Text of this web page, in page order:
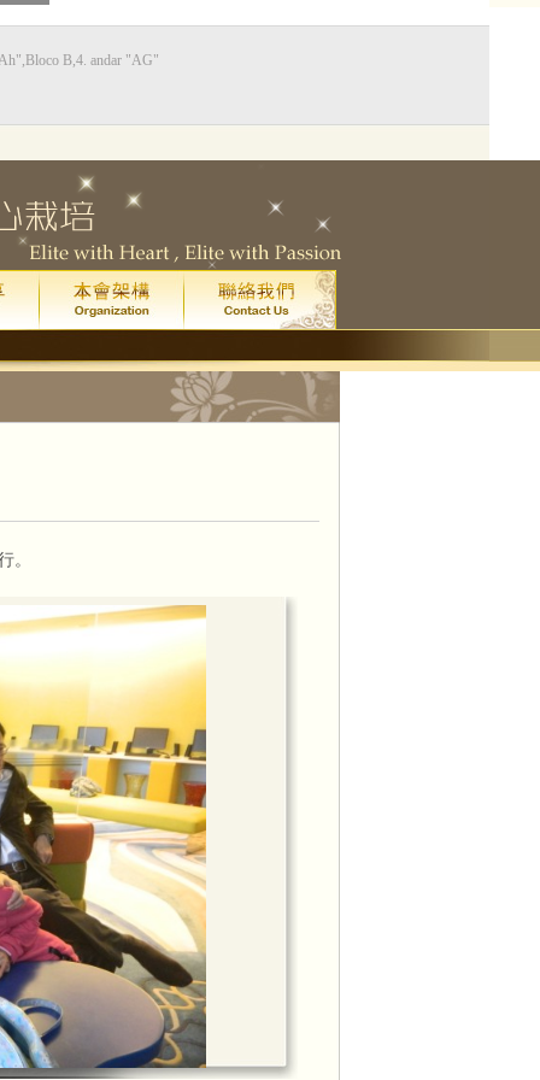
星期五 ) 晚上八點
售罄。
音樂學院 4 級鋼琴考試全年最高
出席節目訪問，本會會長李周麗華
仕良先生接受訪問。
，於香港HMV、香港唱片、通利琴
基金會、葡文書店均有售。
常音樂交流活動
B,4. andar "AG"
。